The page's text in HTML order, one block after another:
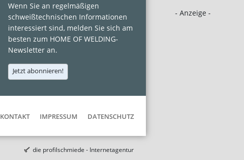
- Anzeige -
Wenn Sie an regelmäßigen
schweißtechnischen Informationen
interessiert sind, melden Sie sich am
besten zum HOME OF WELDING-
Newsletter an.
Jetzt abonnieren!
KONTAKT IMPRESSUM DATENSCHUTZ
die profilschmiede - Internetagentur